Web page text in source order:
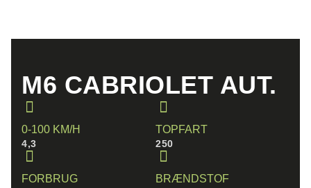
M6 CABRIOLET AUT.
0-100 KM/H
4,3
TOPFART
250
FORBRUG BRÆNDSTOF